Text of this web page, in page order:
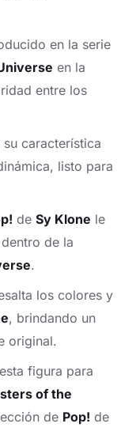
en la serie
en la
entre los
su característica
listo para
de Sy Klone le
de la
.
los colores y
, brindando un
original.
figura para
of the
de Pop! de